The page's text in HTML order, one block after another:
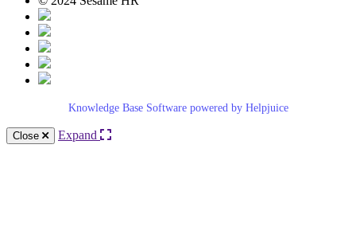
Knowledge Base Software powered by Helpjuice
Close Expand